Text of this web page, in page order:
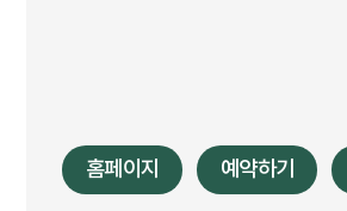
홈페이지 예약하기